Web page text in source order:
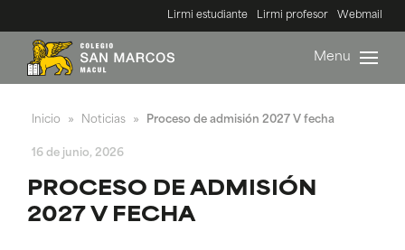
Lirmi estudiante Lirmi profesor Webmail
Menu
Inicio » Noticias » Proceso de admisión 2027 V fecha
16 de junio, 2026
PROCESO DE ADMISIÓN
2027 V FECHA